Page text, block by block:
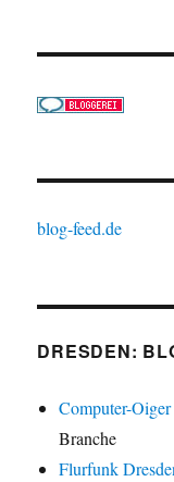
blog-feed.de
DRESDEN:
Computer-Oiger
Branche
Flurfunk